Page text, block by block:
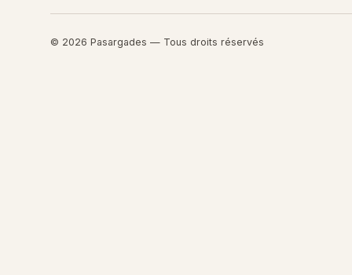
© 2026 Pasargades — Tous droits réservés